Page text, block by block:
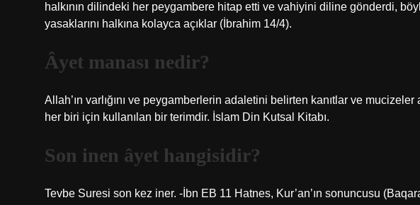
halkının dilindeki her peygambere hitap etti ve vahiyini diline gönderdi,
yasaklarını halkına kolayca açıklar (İbrahim 14/4).
Âyet manası nedir?
Allah’ın varlığını ve peygamberlerin adaletini belirten kanıtlar ve mucizeler
her biri için kullanılan bir terimdir. İslam Din Kutsal Kitabı.
Son inen âyet hangisidir?
Tevbe Suresi son kez iner. -İbn EB 11 Hatnes, Kur’an’ın sonuncusu